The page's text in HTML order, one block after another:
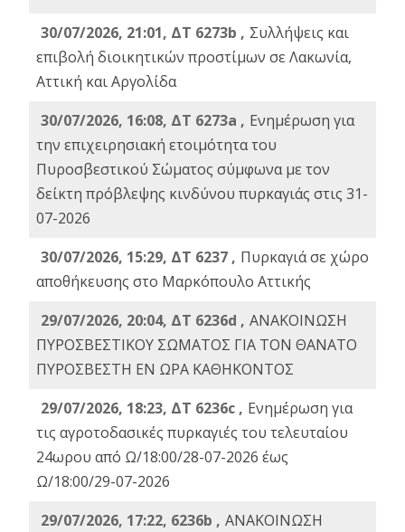
30/07/2026, 21:01, ΔΤ 6273b , Συλλήψεις και
επιβολή διοικητικών προστίμων σε Λακωνία,
Αττική και Αργολίδα
30/07/2026, 16:08, ΔΤ 6273a , Ενημέρωση για
την επιχειρησιακή ετοιμότητα του
Πυροσβεστικού Σώματος σύμφωνα με τον
δείκτη πρόβλεψης κινδύνου πυρκαγιάς στις 31-
07-2026
30/07/2026, 15:29, ΔΤ 6237 , Πυρκαγιά σε χώρο
αποθήκευσης στο Μαρκόπουλο Αττικής
29/07/2026, 20:04, ΔΤ 6236d , ΑΝΑΚΟΙΝΩΣΗ
ΠΥΡΟΣΒΕΣΤΙΚΟΥ ΣΩΜΑΤΟΣ ΓΙΑ ΤΟΝ ΘΑΝΑΤΟ
ΠΥΡΟΣΒΕΣΤΗ ΕΝ ΩΡΑ ΚΑΘΗΚΟΝΤΟΣ
29/07/2026, 18:23, ΔΤ 6236c , Ενημέρωση για
τις αγροτοδασικές πυρκαγιές του τελευταίου
24ωρου από Ω/18:00/28-07-2026 έως
Ω/18:00/29-07-2026
29/07/2026, 17:22, 6236b , ΑΝΑΚΟΙΝΩΣΗ